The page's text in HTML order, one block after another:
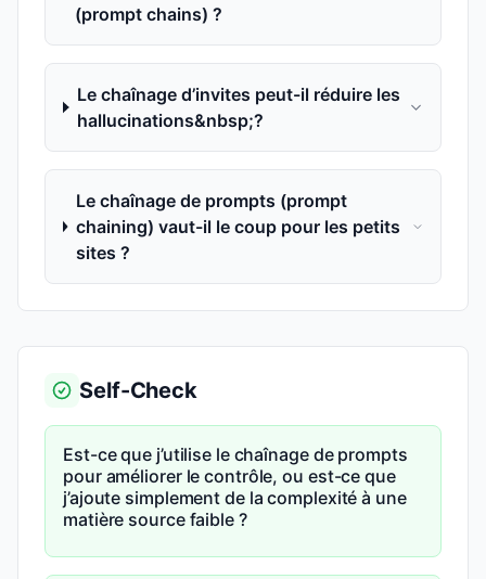
(prompt chains) ?
Le chaînage d’invites peut-il réduire les
hallucinations&nbsp;?
Le chaînage de prompts (prompt
chaining) vaut-il le coup pour les petits
sites ?
Self-Check
Est-ce que j’utilise le chaînage de prompts
pour améliorer le contrôle, ou est-ce que
j’ajoute simplement de la complexité à une
matière source faible ?